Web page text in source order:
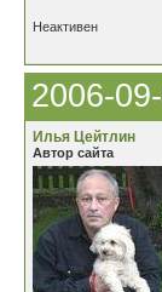
Неактивен
2006-
Илья Цейтлин
Автор сайта